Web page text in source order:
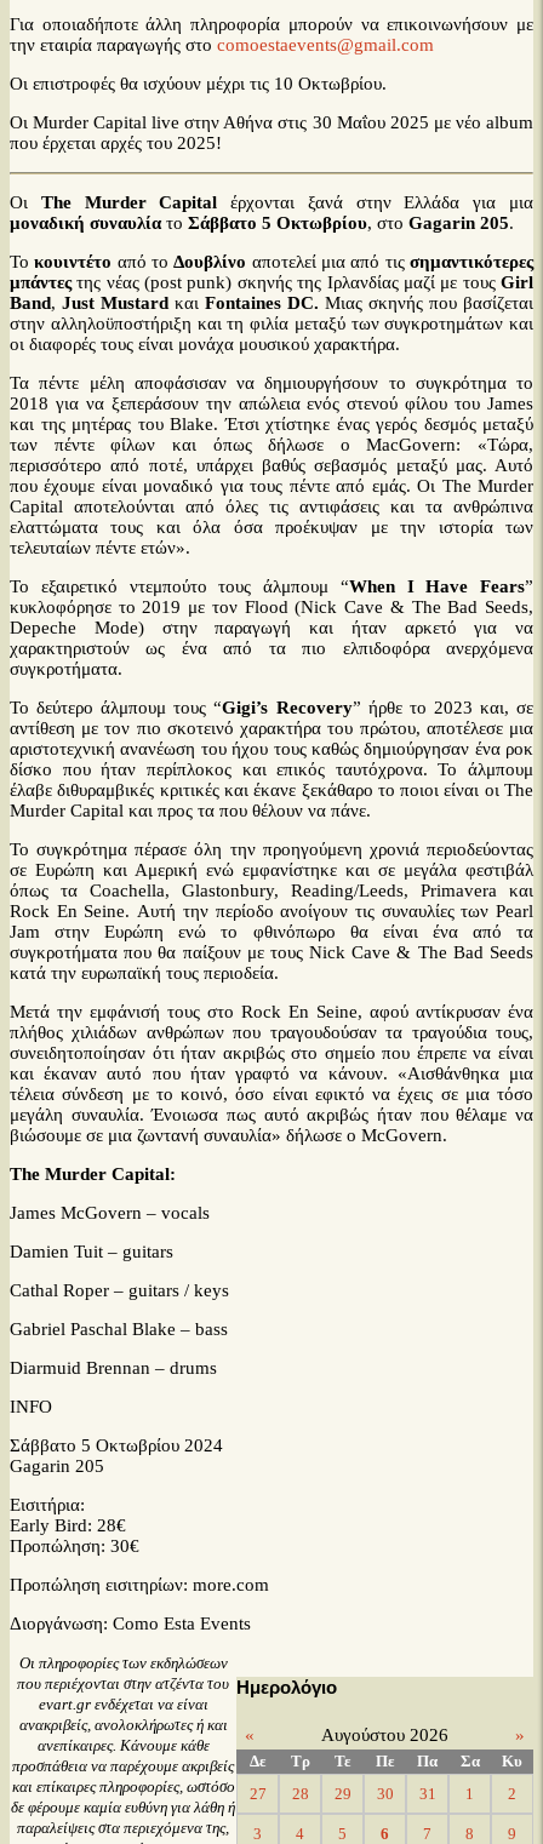
Για οποιαδήποτε άλλη πληροφορία μπορούν να επικοινωνήσουν με
την εταιρία παραγωγής στο comoestaevents@gmail.com
Οι επιστροφές θα ισχύουν μέχρι τις 10 Οκτωβρίου.
Οι Murder Capital live στην Αθήνα στις 30 Μαΐου 2025 με νέο album
που έρχεται αρχές του 2025!
Οι The Murder Capital έρχονται ξανά στην Ελλάδα για μια
μοναδική συναυλίατο Σάββατο 5 Οκτωβρίου, στο Gagarin 205.
Toκουιντέτο από τοΔουβλίνο αποτελεί μια από τιςσημαντικότερες
μπάντεςτης νέας (post punk) σκηνής της Ιρλανδίας μαζί με τους Girl
Band, Just Mustard και Fontaines DC. Μιας σκηνής που βασίζεται
στην αλληλοϋποστήριξη και τη φιλία μεταξύ των συγκροτημάτων και
οι διαφορές τους είναι μονάχα μουσικού χαρακτήρα.
Τα πέντε μέλη αποφάσισαν να δημιουργήσουν το συγκρότημα το
2018 για να ξεπεράσουν την απώλεια ενός στενού φίλου του James
και της μητέρας του Blake. Έτσι χτίστηκε ένας γερός δεσμός μεταξύ
των πέντε φίλων και όπως δήλωσε ο MacGovern: «Τώρα,
περισσότερο από ποτέ, υπάρχει βαθύς σεβασμός μεταξύ μας. Αυτό
που έχουμε είναι μοναδικό για τους πέντε από εμάς. Οι The Murder
Capital αποτελούνται από όλες τις αντιφάσεις και τα ανθρώπινα
ελαττώματα τους και όλα όσα προέκυψαν με την ιστορία των
τελευταίων πέντε ετών».
Το εξαιρετικό ντεμπούτο τους άλμπουμ “When I Have Fears”
κυκλοφόρησε το 2019 με τον Flood (Nick Cave & The Bad Seeds,
Depeche Mode) στην παραγωγή και ήταν αρκετό για να
χαρακτηριστούν ως ένα από τα πιο ελπιδοφόρα ανερχόμενα
συγκροτήματα.
Το δεύτερο άλμπουμ τους “Gigi’s Recovery” ήρθε το 2023 και, σε
αντίθεση με τον πιο σκοτεινό χαρακτήρα του πρώτου, αποτέλεσε μια
αριστοτεχνική ανανέωση του ήχου τους καθώς δημιούργησαν ένα ροκ
δίσκο που ήταν περίπλοκος και επικός ταυτόχρονα. Το άλμπουμ
έλαβε διθυραμβικές κριτικές και έκανε ξεκάθαρο το ποιοι είναι οι The
Murder Capital και προς τα που θέλουν να πάνε.
Το συγκρότημα πέρασε όλη την προηγούμενη χρονιά περιοδεύοντας
σε Ευρώπη και Αμερική ενώ εμφανίστηκε και σε μεγάλα φεστιβάλ
όπως τα Coachella, Glastonbury, Reading/Leeds, Primavera και
Rock En Seine. Αυτή την περίοδο ανοίγουν τις συναυλίες των Pearl
Jam στην Ευρώπη ενώ το φθινόπωρο θα είναι ένα από τα
συγκροτήματα που θα παίξουν με τους Nick Cave & The Bad Seeds
κατά την ευρωπαϊκή τους περιοδεία.
Μετά την εμφάνισή τους στο Rock En Seine, αφού αντίκρυσαν ένα
πλήθος χιλιάδων ανθρώπων που τραγουδούσαν τα τραγούδια τους,
συνειδητοποίησαν ότι ήταν ακριβώς στο σημείο που έπρεπε να είναι
και έκαναν αυτό που ήταν γραφτό να κάνουν. «Αισθάνθηκα μια
τέλεια σύνδεση με το κοινό, όσο είναι εφικτό να έχεις σε μια τόσο
μεγάλη συναυλία. Ένοιωσα πως αυτό ακριβώς ήταν που θέλαμε να
βιώσουμε σε μια ζωντανή συναυλία» δήλωσε ο McGovern.
The Murder Capital:
James McGovern – vocals
Damien Tuit – guitars
Cathal Roper – guitars / keys
Gabriel Paschal Blake – bass
Diarmuid Brennan – drums
INFO
Σάββατο 5 Οκτωβρίου 2024
Gagarin 205
Εισιτήρια:
Early Bird: 28€
Προπώληση: 30€
Προπώληση εισιτηρίων: more.com
Διοργάνωση: Como Esta Events
Ημερολόγιο
« Αυγούστου 2026 »
Δε Τρ Τε Πε Πα Σα
Κυ
27
28 29 30 31 1 2
3 4 5 6 7 8 9
Oι πληροφορίες των εκδηλώσεων
που περιέχονται στην ατζέντα του
evart.gr ενδέχεται να είναι
ανακριβείς, ανολοκλήρωτες ή και
ανεπίκαιρες. Κάνουμε κάθε
προσπάθεια να παρέχουμε ακριβείς
και επίκαιρες πληροφορίες, ωστόσο
δε φέρουμε καμία ευθύνη για λάθη ή
παραλείψεις στα περιεχόμενα της,